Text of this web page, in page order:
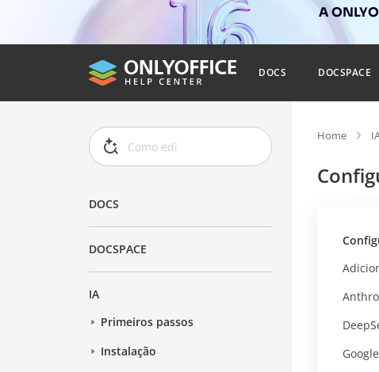
A
DOCS DOCSPACE
DOCS
DOCSPACE
IA
Primeiros passos
Instalação
Home